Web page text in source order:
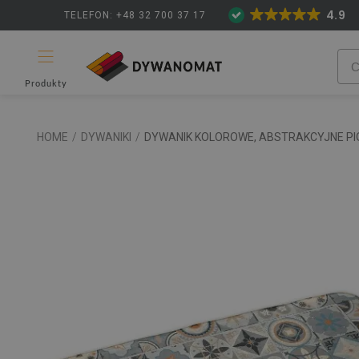
TELEFON: +48 32 700 37 17 4.9
Produkty
HOME / DYWANIKI / DYWANIK KOLOROWE, ABSTRAKCYJNE